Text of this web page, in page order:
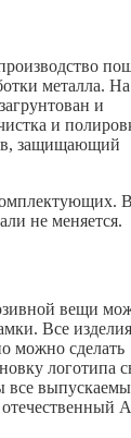
металла. На
и
и
защищающий
не меняется.
вещи
Все изделия
можно сделать
логотипа
все